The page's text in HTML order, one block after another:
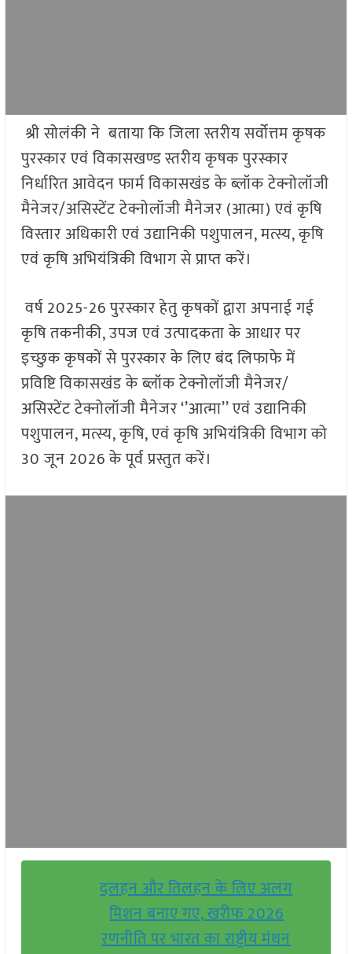
श्री सोलंकी ने बताया कि जिला स्तरीय सर्वोत्तम कृषक
पुरस्कार एवं विकासखण्ड स्तरीय कृषक पुरस्कार
निर्धारित आवेदन फार्म विकासखंड के ब्लॉक टेक्नोलॉजी
मैनेजर/असिस्टेंट टेक्नोलॉजी मैनेजर (आत्मा) एवं कृषि
विस्तार अधिकारी एवं उद्यानिकी पशुपालन, मत्स्य, कृषि
एवं कृषि अभियंत्रिकी विभाग से प्राप्त करें।
वर्ष 2025-26 पुरस्कार हेतु कृषकों द्वारा अपनाई गई
कृषि तकनीकी, उपज एवं उत्पादकता के आधार पर
इच्छुक कृषकों से पुरस्कार के लिए बंद लिफाफे में
प्रविष्टि विकासखंड के ब्लॉक टेक्नोलॉजी मैनेजर/
असिस्टेंट टेक्नोलॉजी मैनेजर ‘’आत्मा’’ एवं उद्यानिकी
पशुपालन, मत्स्य, कृषि, एवं कृषि अभियंत्रिकी विभाग को
30 जून 2026 के पूर्व प्रस्तुत करें।
दलहन और तिलहन के लिए अलग
मिशन बनाए गए, खरीफ 2026
रणनीति पर भारत का राष्ट्रीय मंथन